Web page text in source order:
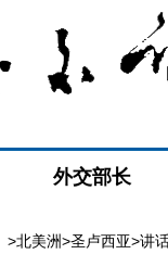
外交部长
>北美洲>圣卢西亚>讲